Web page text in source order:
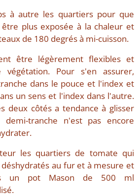
à autre les quartiers pour que
être plus exposée à la chaleur et
de 180 degrés à mi-cuisson.
être légèrement flexibles et
Pour s'en assurer,
dans le pouce et l'index et
un sens et l'index dans l'autre.
deux côtés a tendance à glisser
tranche n'est pas encore
les quartiers de tomate qui
au fur et à mesure et
un pot Mason de 500 ml